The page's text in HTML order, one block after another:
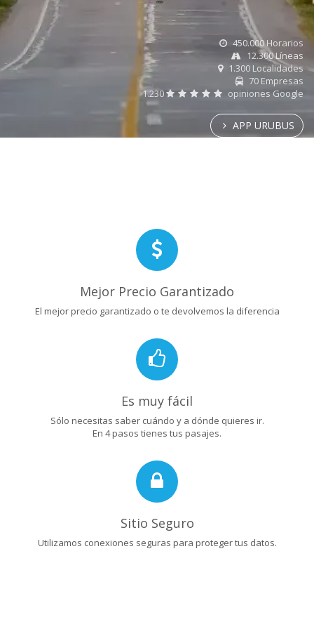
450.000 Horarios
12.300 Líneas
1.300 Localidades
70 Empresas
1.230
opiniones Google
APP URUBUS
Mejor Precio Garantizado
El mejor precio garantizado o te devolvemos la diferencia
Es muy fácil
Sólo necesitas saber cuándo y a dónde quieres ir.
En 4 pasos tienes tus pasajes.
Sitio Seguro
Utilizamos conexiones seguras para proteger tus datos.